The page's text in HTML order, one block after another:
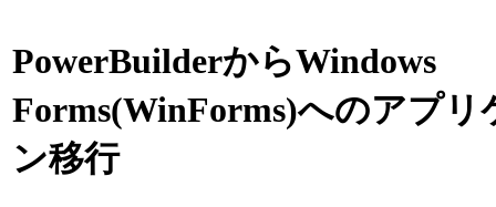
PowerBuilderからWindows
Forms(WinForms)へのアプリ
ン移行